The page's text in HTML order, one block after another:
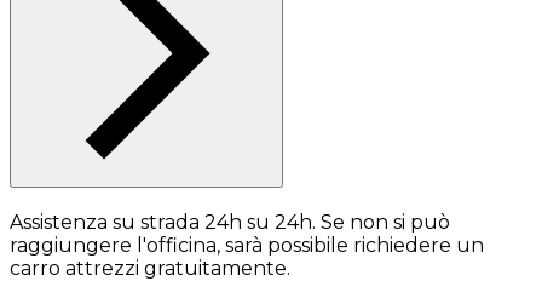
Assistenza su strada 24h su 24h. Se non si può
raggiungere l'officina, sarà possibile richiedere un
carro attrezzi gratuitamente.